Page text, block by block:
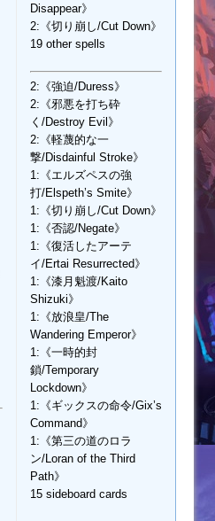
Disappear》
2:《切り崩し/Cut Down》
19 other spells
2:《強迫/Duress》
2:《邪悪を打ち砕
く/Destroy Evil》
2:《軽蔑的な一
撃/Disdainful Stroke》
1:《エルズペスの強
打/Elspeth’s Smite》
1:《切り崩し/Cut Down》
1:《否認/Negate》
1:《復活したアーテ
イ/Ertai Resurrected》
1:《漆月魁渡/Kaito
Shizuki》
1:《放浪皇/The
Wandering Emperor》
1:《一時的封
鎖/Temporary
Lockdown》
1:《ギックスの命令/Gix’s
Command》
1:《第三の道のロラ
ン/Loran of the Third
Path》
15 sideboard cards